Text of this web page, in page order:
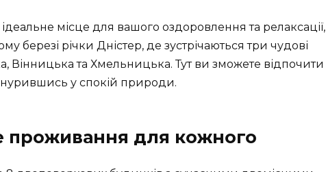
ідеальне місце для вашого оздоровлення та релаксації,
березі річки Дністер, де зустрічаються три чудові
Вінницька та Хмельницька. Тут ви зможете відпочити
у спокій природи.
проживання для кожного